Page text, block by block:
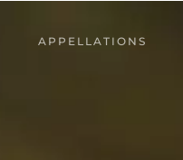
APPELLATIONS